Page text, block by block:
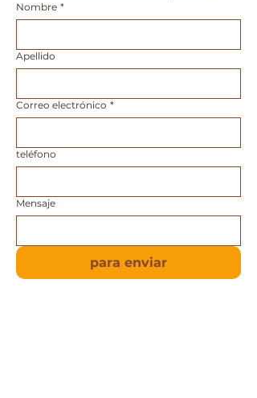
Nombre *
Apellido
Correo electrónico *
teléfono
Mensaje
para enviar